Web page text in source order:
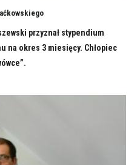
przyznał stypendium
na okres 3 miesięcy. Chłopiec